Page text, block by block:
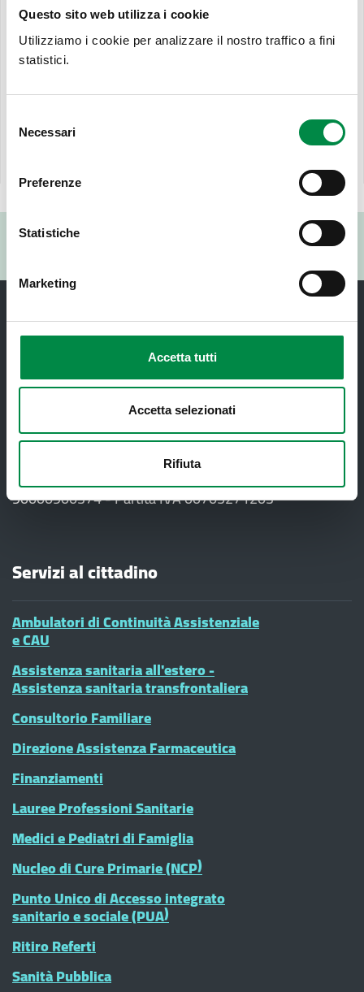
Questo sito web utilizza i cookie
Utilizziamo i cookie per analizzare il nostro traffico a fini
statistici.
delNecessari
Preferenze
Statistiche
Marketing
Accetta tutti
Accetta selezionati
Rifiuta
D) Beni economali non ricompresi nelle precedenti
categorie
12 Aprile 2019
Recapiti e contatti
Azienda USL di Imola - Sede legale: Viale Amendola, 2
T. +39 0542 604111 - F. +39 0542 604013 - CF
90000900374 - Partita IVA 00705271203
Servizi al cittadino
Ambulatori di Continuità Assistenziale
e CAU
Assistenza sanitaria all'estero -
Assistenza sanitaria transfrontaliera
Consultorio Familiare
Direzione Assistenza Farmaceutica
Finanziamenti
Lauree Professioni Sanitarie
Medici e Pediatri di Famiglia
Nucleo di Cure Primarie (NCP)
Punto Unico di Accesso integrato
sanitario e sociale (PUA)
Ritiro Referti
Sanità Pubblica